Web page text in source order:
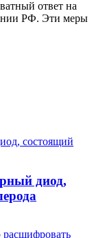
ответ на
РФ. Эти меры
диод,